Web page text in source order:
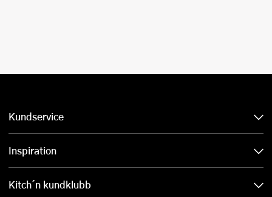
Kundservice
Inspiration
Kitch´n kundklubb